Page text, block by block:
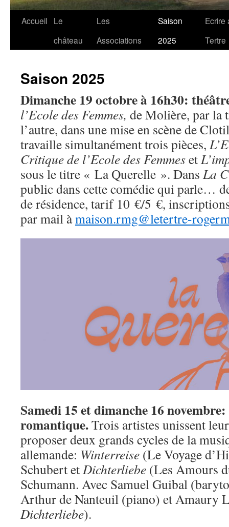
Accueil
Le
château
Les
Associations
Saison
2025
Ecrire
Tertre
Saison 2025
Dimanche 19 octobre à 16h30:
l’Ecole des Femmes, de Molière, par la
l’autre, dans une mise en scène de
travaille simultanément trois pièces,
Critique de l’Ecole des Femmeset
sous le titre « La Querelle ». Dans La
public dans cette comédie qui parle…
de résidence, tarif 10 €/5 €,
par mail àmaison.rmg@letertre-
Samedi 15 et dimanche 16
romantique.Trois artistes unissent
proposer deux grands cycles de la
allemande: Winterreise (Le Voyage
Schubert et Dichterliebe (Les Amours
Schumann. Avec Samuel Guibal
Arthur de Nanteuil (piano) et Amaury
Dichterliebe).